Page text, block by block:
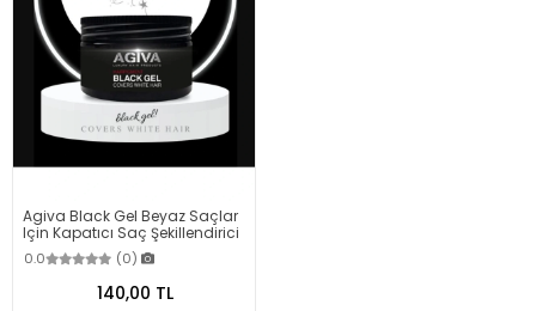
Agiva Black Gel Beyaz Saçlar
Için Kapatıcı Saç Şekillendirici
Güçlü Jöle Cover White Hair 250
ml
0.0 (0)
140,00 TL